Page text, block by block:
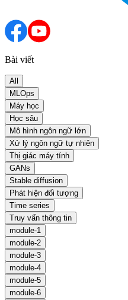
Bài viết
All
MLOps
Máy học
Học sâu
Mô hình ngôn ngữ lớn
Xử lý ngôn ngữ tự nhiên
Thị giác máy tính
GANs
Stable diffusion
Phát hiện đối tượng
Time series
Truy vấn thông tin
module-1
module-2
module-3
module-4
module-5
module-6